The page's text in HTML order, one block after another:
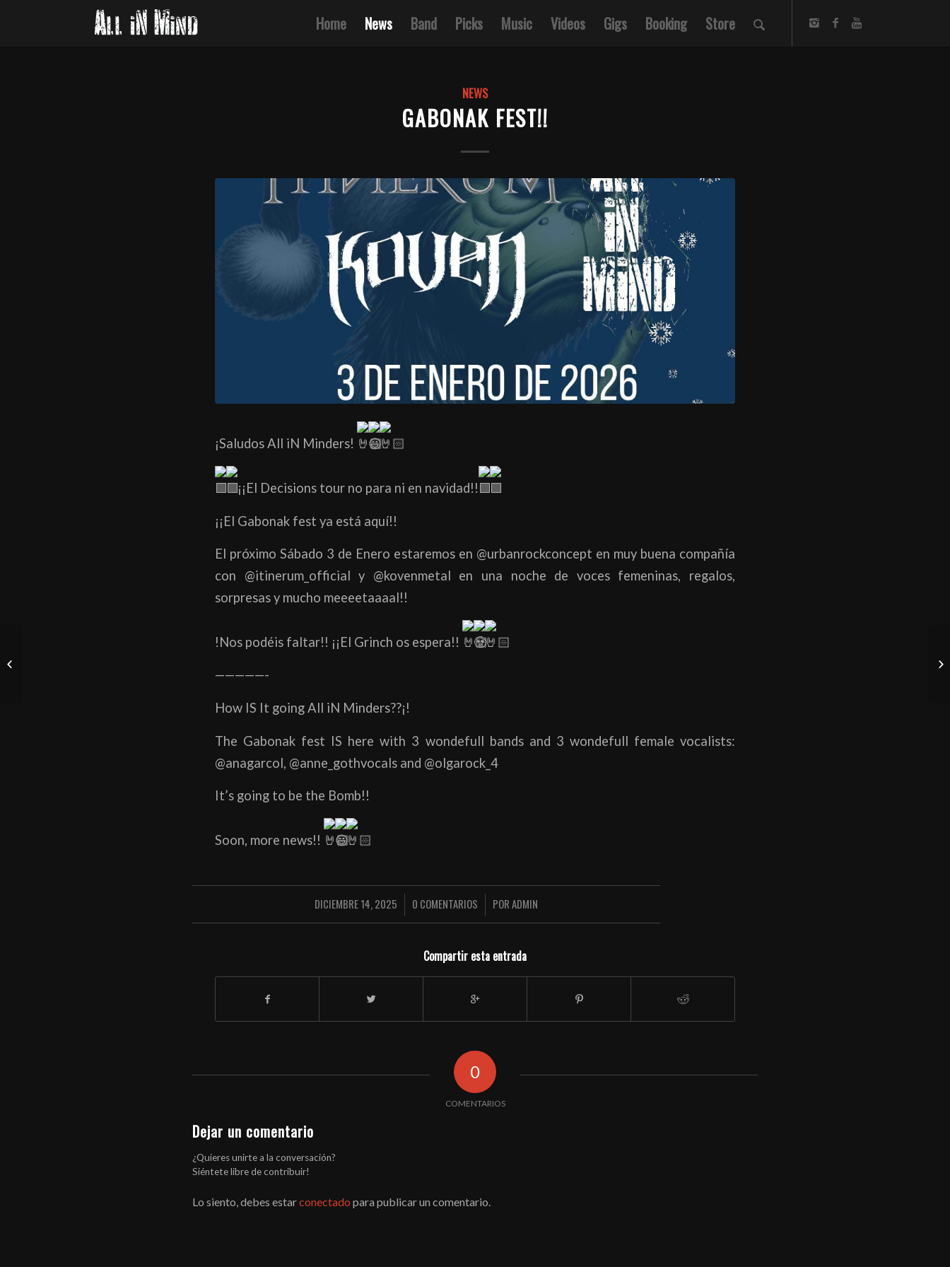
Home News Band Picks Music Videos Gigs Booking Store
NEWS
GABONAK FEST!!
¡Saludos All iN Minders!
¡¡El Decisions tour no para ni en navidad!!
¡¡El Gabonak fest ya está aquí!!
El próximo Sábado 3 de Enero estaremos en @urbanrockconcept en muy buena compañía
con @itinerum_official y @kovenmetal en una noche de voces femeninas, regalos,
sorpresas y mucho meeeetaaaal!!
!Nos podéis faltar!! ¡¡El Grinch os espera!!
—————-
How IS It going All iN Minders??¡!
The Gabonak fest IS here with 3 wondefull bands and 3 wondefull female vocalists:
@anagarcol, @anne_gothvocals and @olgarock_4
It’s going to be the Bomb!!
Soon, more news!!
DICIEMBRE 14, 2025
/ 0 COMENTARIOS
/ PORADMIN
Compartir esta entrada
0
COMENTARIOS
Dejar un comentario
¿Quieres unirte a la conversación?
Siéntete libre de contribuir!
Lo siento, debes estarconectado para publicar un comentario.